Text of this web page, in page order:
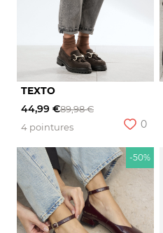
TEXTO
44,99 €89,98 €
4 pointures
0
-50%